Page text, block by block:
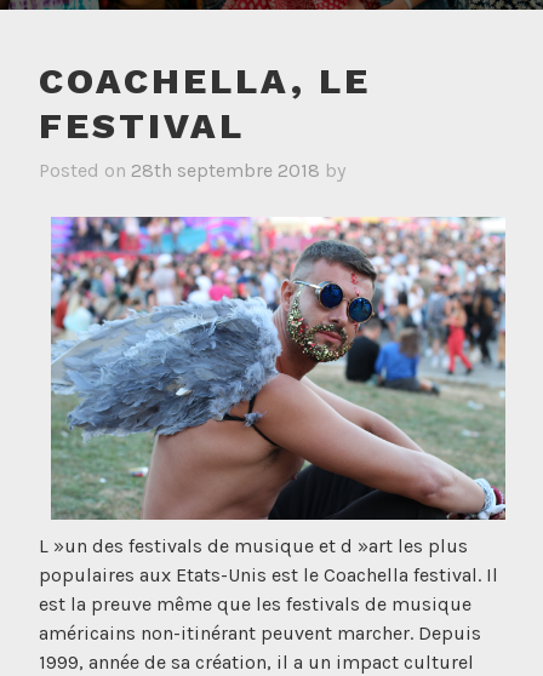
COACHELLA, LE
FESTIVAL
Posted on 28th septembre 2018 by
L »un des festivals de musique et d »art les plus
populaires aux Etats-Unis est le Coachella festival. Il
est la preuve même que les festivals de musique
américains non-itinérant peuvent marcher. Depuis
1999, année de sa création, il a un impact culturel